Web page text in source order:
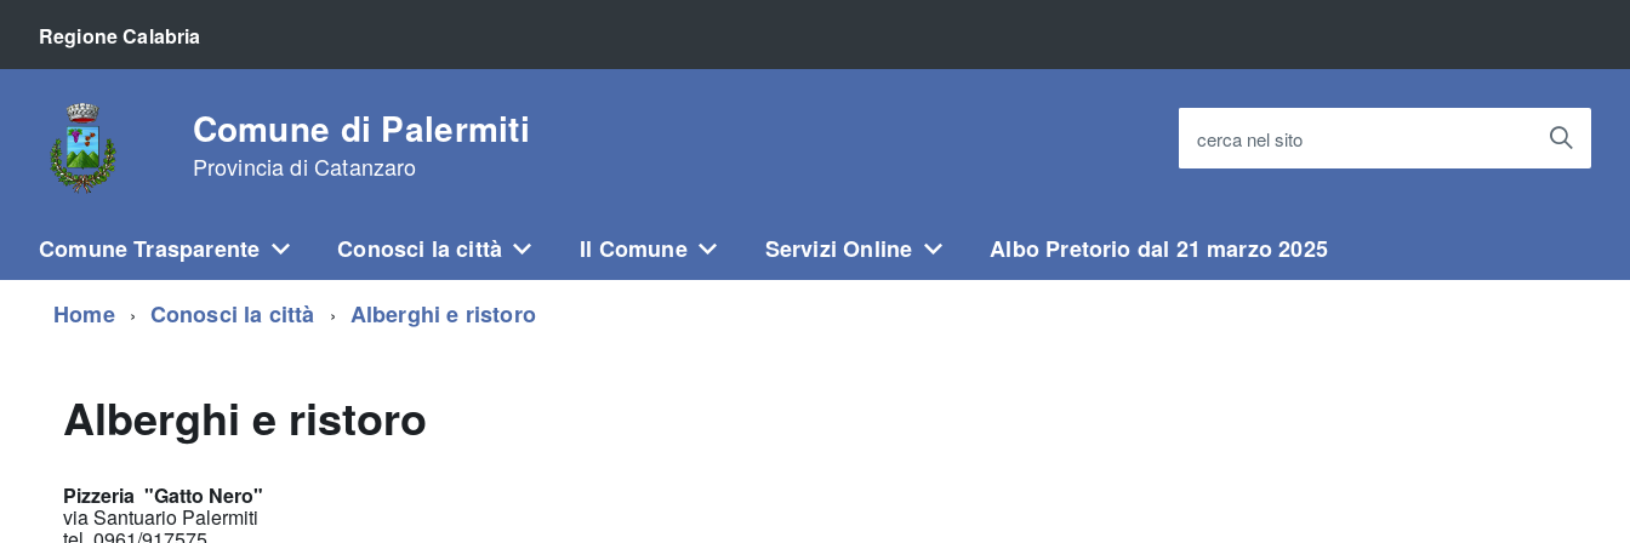
Regione Calabria
Comune di Palermiti
Provincia di Catanzaro
cerca nel sito
Comune Trasparente Conosci la città Il Comune Servizi Online Albo Pretorio dal 21 marzo 2025
Home Conosci la città Alberghi e ristoro
Alberghi e ristoro
Pizzeria "Gatto Nero"
via Santuario Palermiti